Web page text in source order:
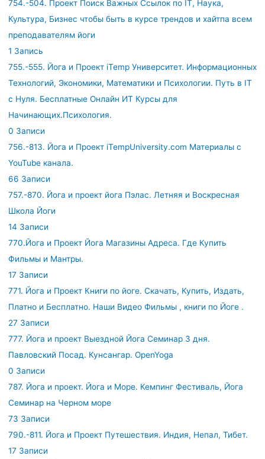
754.-504. Проект Поиск Важных Ссылок по IT, Наука,
Культура, Бизнес чтобы быть в курсе трендов и хайтпа всем
преподавателям йоги
1 Запись
755.-555. Йога и Проект iTemp Университет. Информационных
Технологий, Экономики, Математики и Психологии. Путь в IT
с Нуля. Бесплатные Онлайн ИТ Курсы для
Начинающих.Психология.
0 Записи
756.-813. Йога и Проект iTempUniversity.com Материалы с
YouTube канала.
66 Записи
757.-870. Йога и проект йога Пэлас. Летняя и Воскресная
Школа Йоги
14 Записи
770.Йога и Проект Йога Магазины Адреса. Где Купить
Фильмы и Мантры.
17 Записи
771. Йога и Проект Книги по йоге. Скачать, Купить, Издать,
Платно и Бесплатно. Наши Видео Фильмы , книги по Йоге .
27 Записи
777. Йога и проект Выездной Йога Семинар 3 дня.
Павловский Посад. Кунсангар. OpenYoga
0 Записи
787. Йога и проект. Йога и Море. Кемпинг Фестиваль, Йога
Семинар на Черном море
73 Записи
790.-811. Йога и Проект Путешествия. Индия, Непал, Тибет.
17 Записи